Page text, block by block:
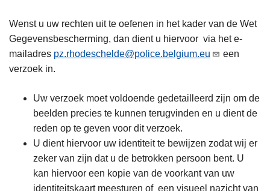
Wenst u uw rechten uit te oefenen in het kader van de Wet
Gegevensbescherming, dan dient u hiervoor via het e-
mailadres pz.rhodeschelde@police.belgium.eu
een
verzoek in.
Uw verzoek moet voldoende gedetailleerd zijn om de
beelden precies te kunnen terugvinden en u dient de
reden op te geven voor dit verzoek.
U dient hiervoor uw identiteit te bewijzen zodat wij er
zeker van zijn dat u de betrokken persoon bent. U
kan hiervoor een kopie van de voorkant van uw
identiteitskaart meesturen of een visueel nazicht van